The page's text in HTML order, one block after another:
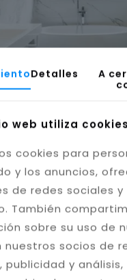
Detalles
A
web utiliza cookies
cookies para
y los anuncios,
de redes sociales y
También
sobre su uso de
nuestros socios de
publicidad y análisis,